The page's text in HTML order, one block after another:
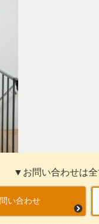
▼お問い合わせは
い合わせ